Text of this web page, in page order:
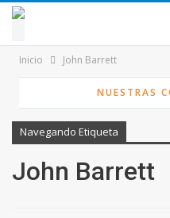
contenido
Inicio John Barrett
NUESTRAS
Navegando Etiqueta
John Barrett